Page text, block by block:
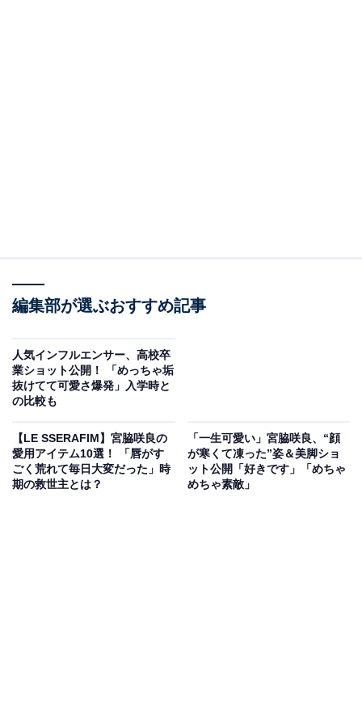
編集部が選ぶおすすめ記事
人気インフルエンサー、高校卒
業ショット公開！ 「めっちゃ垢
抜けてて可愛さ爆発」入学時と
の比較も
【LE SSERAFIM】宮脇咲良の
愛用アイテム10選！ 「唇がす
ごく荒れて毎日大変だった」時
期の救世主とは？
「一生可愛い」宮脇咲良、“顔
が寒くて凍った”姿＆美脚ショ
ット公開「好きです」「めちゃ
めちゃ素敵」